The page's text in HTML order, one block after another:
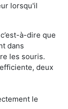
lorsqu'il
à-dire que
dans
les souris.
deux
le